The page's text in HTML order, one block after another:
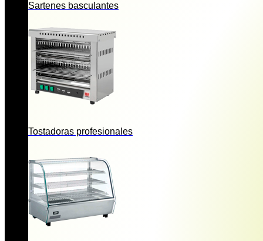
Sartenes basculantes
Tostadoras profesionales